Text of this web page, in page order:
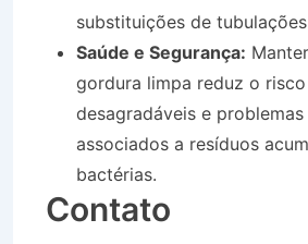
substituições de
Saúde e Segurança:
gordura limpa reduz o
desagradáveis e
associados a resíduos
bactérias.
Contato